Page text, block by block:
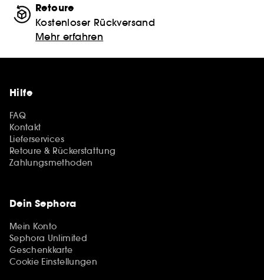
Retoure
Kostenloser Rückversand
Mehr erfahren
Hilfe
FAQ
Kontakt
Lieferservices
Retoure & Rückerstattung
Zahlungsmethoden
Dein Sephora
Mein Konto
Sephora Unlimited
Geschenkkarte
Cookie Einstellungen